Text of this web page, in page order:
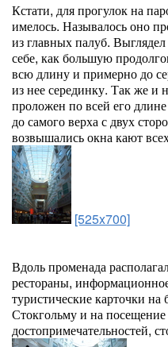
Кстати, для прогулок на
имелось. Называлось оно
из главных палуб.
себе, как большую
всю длину и примерно до
из нее серединку. Так же
проложен по всей его
до самого верха с двух
возвышались окна кают
[525x700]
Вдоль променада
рестораны,
туристические карточки
Стокгольму и на посещение
достопримечательностей,